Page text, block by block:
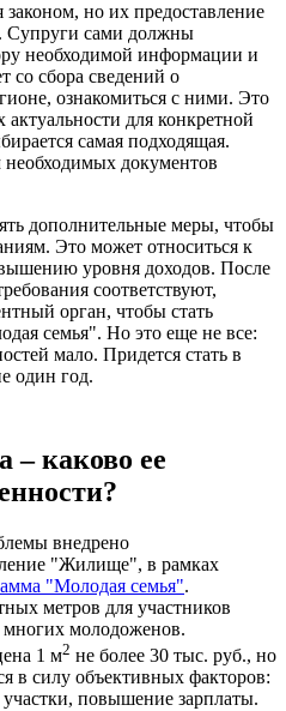
но их предоставление
Супруги сами должны
необходимой информации и
со сбора сведений о
ознакомиться с ними. Это
для конкретной
самая подходящая.
необходимых документов
дополнительные меры, чтобы
Это может относиться к
уровня доходов. После
соответствуют,
орган, чтобы стать
семья". Но это еще не все:
мало. Придется стать в
один год.
– каково ее
внедрено
"Жилище", в рамках
"Молодая семья".
метров для участников
многих молодоженов.
1 м2 не более 30 тыс. руб., но
в силу объективных факторов:
повышение зарплаты.